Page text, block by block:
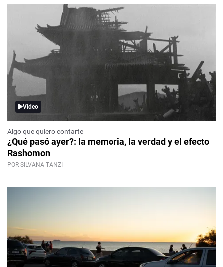
Video
Algo que quiero contarte
¿Qué pasó ayer?: la memoria, la verdad y el efecto
Rashomon
POR SILVANA TANZI